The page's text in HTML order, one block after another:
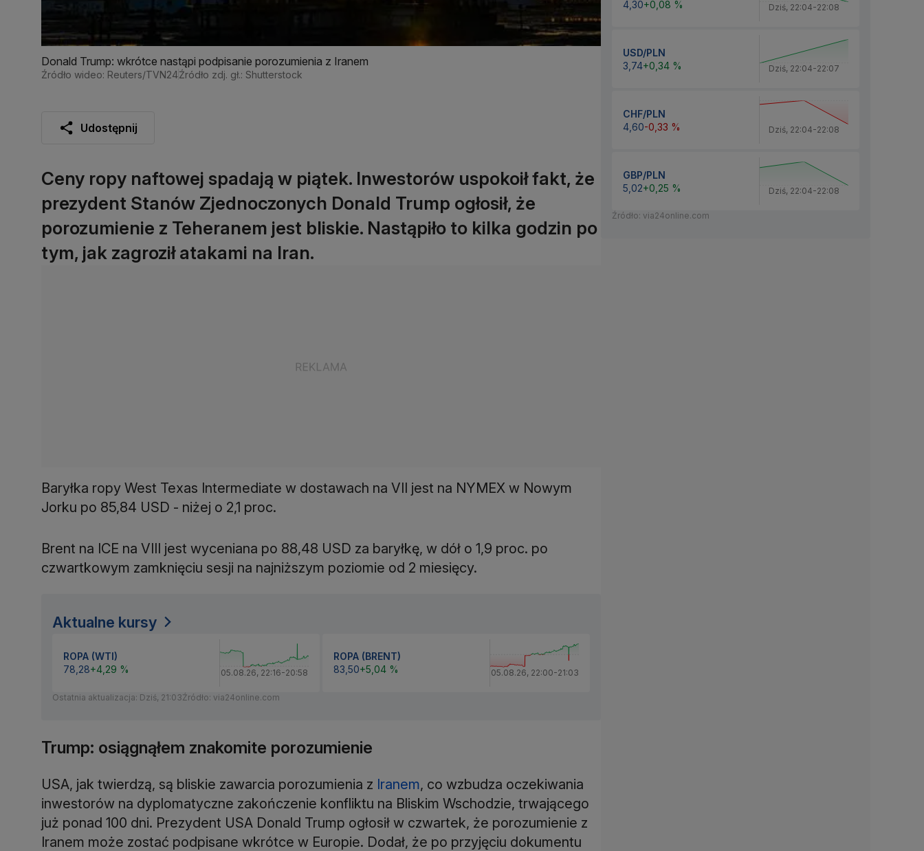
Donald Trump: wkrótce nastąpi podpisanie porozumienia z Iranem
Źródło wideo: Reuters/TVN24Źródło zdj. gł.: Shutterstock
Udostępnij
Ceny ropy naftowej spadają w piątek. Inwestorów uspokoił fakt, że
prezydent Stanów Zjednoczonych Donald Trump ogłosił, że
porozumienie z Teheranem jest bliskie. Nastąpiło to kilka godzin po
tym, jak zagroził atakami na Iran.
Baryłka ropy West Texas Intermediate w dostawach na VII jest na NYMEX w Nowym
Jorku po 85,84 USD - niżej o 2,1 proc.
Brent na ICE na VIII jest wyceniana po 88,48 USD za baryłkę, w dół o 1,9 proc. po
czwartkowym zamknięciu sesji na najniższym poziomie od 2 miesięcy.
Aktualne kursy
ROPA (WTI)
78,28+4,29 % 05.08.26, 22:16-20:58
ROPA (BRENT)
83,50+5,04 % 05.08.26, 22:00-21:03
Ostatnia aktualizacja: Dziś, 21:03Źródło: via24online.com
Trump: osiągnąłem znakomite porozumienie
USA, jak twierdzą, są bliskie zawarcia porozumienia z Iranem, co wzbudza oczekiwania
inwestorów na dyplomatyczne zakończenie konfliktu na Bliskim Wschodzie, trwającego
już ponad 100 dni. Prezydent USA Donald Trump ogłosił w czwartek, że porozumienie z
Iranem może zostać podpisane wkrótce w Europie. Dodał, że po przyjęciu dokumentu
4,30+0,08 % Dziś, 22:04-22:08
USD/PLN
3,74+0,34 % Dziś, 22:04-22:07
CHF/PLN
4,60-0,33 % Dziś, 22:04-22:08
GBP/PLN
5,02+0,25 % Dziś, 22:04-22:08
Źródło: via24online.com